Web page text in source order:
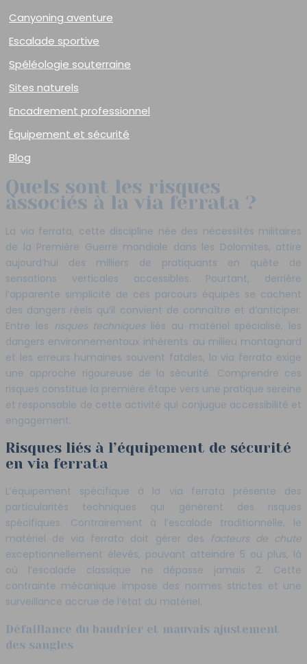
Canyoning aventure
Escalade sportive
Spéléologie souterraine
Sites naturels
Encadrement professionnel
Équipement et sécurité
Blog
Quels sont les risques
associés à la via ferrata ?
La via ferrata, cette discipline née des nécessités militaires
de la Première Guerre mondiale dans les Dolomites, attire
aujourd’hui des milliers de pratiquants en quête de
sensations verticales accessibles. Pourtant, derrière
l’apparente simplicité de ces parcours équipés se cachent
des dangers réels qu’il convient de connaître et d’anticiper.
Entre les risques techniques liés au matériel spécialisé, les
dangers environnementaux inhérents au milieu montagnard
et les erreurs humaines souvent fatales, la via ferrata exige
une approche rigoureuse de la sécurité. Comprendre ces
risques constitue la première étape vers une pratique sereine
et responsable de cette activité qui conjugue accessibilité et
engagement.
Risques liés à l’équipement de sécurité
en via ferrata
L’équipement spécifique à la via ferrata présente des
particularités techniques qui génèrent des risques
spécifiques. Contrairement à l’escalade traditionnelle, le
matériel de via ferrata doit gérer des facteurs de chute
exceptionnellement élevés, pouvant atteindre 5 ou plus, là
où l’escalade classique ne dépasse jamais 2. Cette
contrainte mécanique impose des normes strictes et une
surveillance accrue de l’état du matériel.
Défaillance du baudrier et mauvais ajustement
des sangles